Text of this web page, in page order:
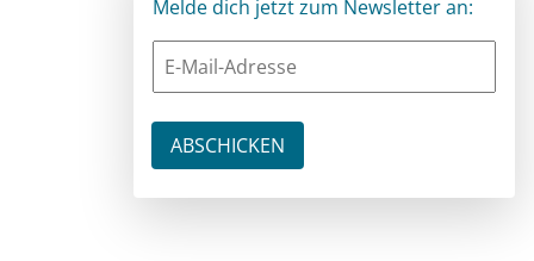
Melde dich jetzt zum Newsletter an: